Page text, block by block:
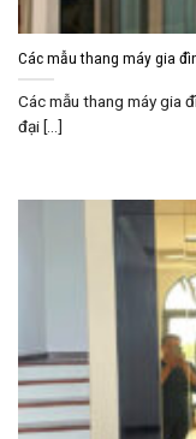
Các mẫu thang máy gia
Các mẫu thang máy gia
đại [...]